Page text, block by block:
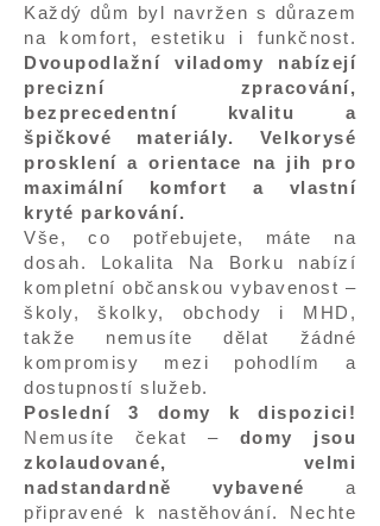
Každý dům byl navržen s důrazem
na komfort, estetiku i funkčnost.
Dvoupodlažní viladomy nabízejí
precizní zpracování,
bezprecedentní kvalitu a
špičkové materiály. Velkorysé
prosklení a orientace na jih pro
maximální komfort a vlastní
kryté parkování.
Vše, co potřebujete, máte na
dosah. Lokalita Na Borku nabízí
kompletní občanskou vybavenost –
školy, školky, obchody i MHD,
takže nemusíte dělat žádné
kompromisy mezi pohodlím a
dostupností služeb.
Poslední 3 domy k dispozici!
Nemusíte čekat – domy jsou
zkolaudované, velmi
nadstandardně vybavené a
připravené k nastěhování. Nechte